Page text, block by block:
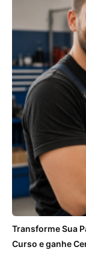
Transforme Sua
Curso e ganhe